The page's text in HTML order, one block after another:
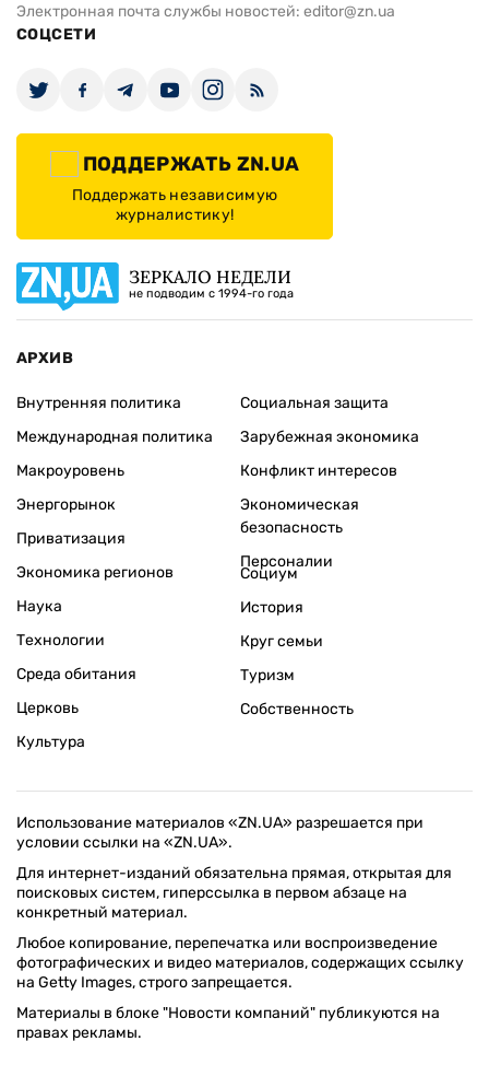
Электронная почта службы новостей: editor@zn.ua
СОЦСЕТИ
ПОДДЕРЖАТЬ ZN.UA
Поддержать независимую
журналистику!
ЗЕРКАЛО НЕДЕЛИ
не подводим с 1994-го года
АРХИВ
Внутренняя политика
Международная политика
Макроуровень
Энергорынок
Приватизация
Экономика регионов
Социальная защита
Зарубежная экономика
Конфликт интересов
Экономическая
безопасность
Персоналии
Наука
Технологии
Среда обитания
Церковь
Культура
Социум
История
Круг семьи
Туризм
Собственность
Использование материалов «ZN.UA» разрешается при
условии ссылки на «ZN.UA».
Для интернет-изданий обязательна прямая, открытая для
поисковых систем, гиперссылка в первом абзаце на
конкретный материал.
Любое копирование, перепечатка или воспроизведение
фотографических и видео материалов, содержащих ссылку
на Getty Images, строго запрещается.
Материалы в блоке "Новости компаний" публикуются на
правах рекламы.